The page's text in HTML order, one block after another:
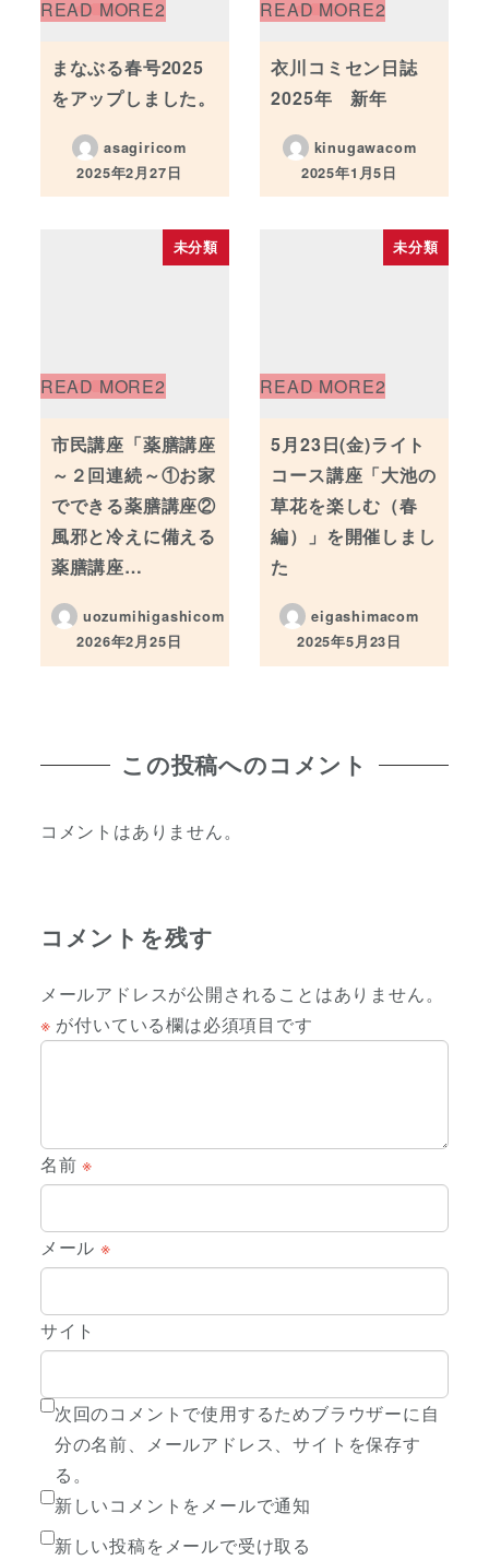
まなぶる春号2025
をアップしました。
asagiricom
投稿日
2025年2月27日
衣川コミセン日誌
2025年 新年
kinugawacom
投稿日
2025年1月5日
未分類
市民講座「薬膳講座
～２回連続～①お家
でできる薬膳講座②
風邪と冷えに備える
薬膳講座…
uozumihigashicom
投稿日
2026年2月25日
未分類
5月23日(金)ライト
コース講座「大池の
草花を楽しむ（春
編）」を開催しまし
た
eigashimacom
投稿日
2025年5月23日
この投稿へのコメント
コメントはありません。
コメントを残す
メールアドレスが公開されることはありません。
※ が付いている欄は必須項目です
名前※
メール ※
サイト
次回のコメントで使用するためブラウザーに自
分の名前、メールアドレス、サイトを保存す
る。
新しいコメントをメールで通知
新しい投稿をメールで受け取る